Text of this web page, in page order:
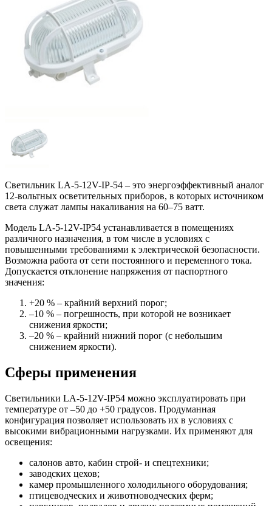
Светильник LA-5-12V-IP-54 – это энергоэффективный аналог
12-вольтных осветительных приборов, в которых источником
света служат лампы накаливания на 60–75 ватт.
Модель LA-5-12V-IP54 устанавливается в помещениях
различного назначения, в том числе в условиях с
повышенными требованиями к электрической безопасности.
Возможна работа от сети постоянного и переменного тока.
Допускается отклонение напряжения от паспортного
значения:
+20 % – крайний верхний порог;
–10 % – погрешность, при которой не возникает
снижения яркости;
–20 % – крайний нижний порог (с небольшим
снижением яркости).
Сферы применения
Светильники LA-5-12V-IP54 можно эксплуатировать при
температуре от –50 до +50 градусов. Продуманная
конфигурация позволяет использовать их в условиях с
высокими вибрационными нагрузками. Их применяют для
освещения:
салонов авто, кабин строй- и спецтехники;
заводских цехов;
камер промышленного холодильного оборудования;
птицеводческих и животноводческих ферм;